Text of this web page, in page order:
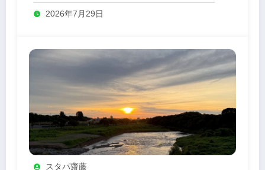
2026年7月29日
スタパ齋藤